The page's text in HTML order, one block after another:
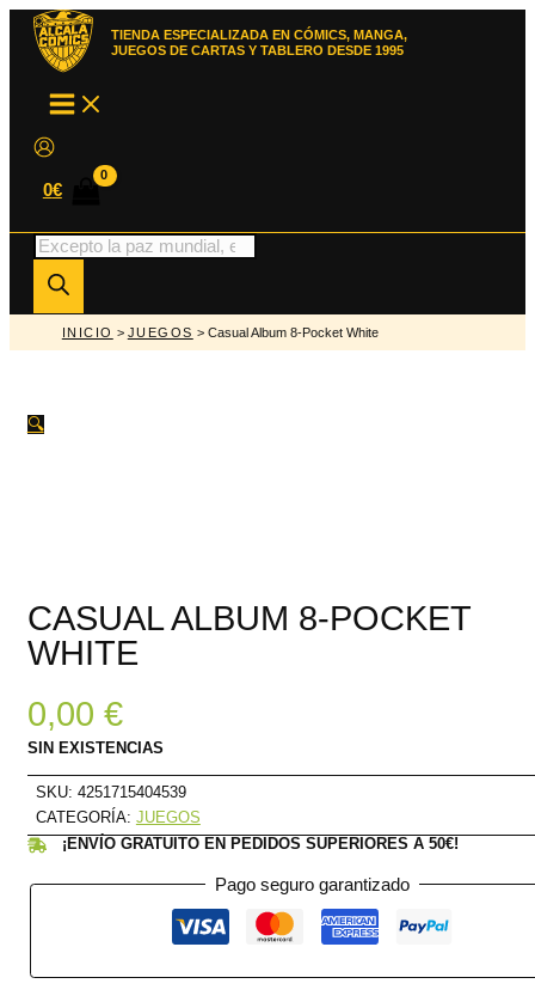
contenido
TIENDA ESPECIALIZADA EN CÓMICS, MANGA,
JUEGOS DE CARTAS Y TABLERO DESDE 1995
MAIN
MENU
0€
Búsqueda
de
productos
INICIO > JUEGOS > Casual Album 8-Pocket White
🔍
CASUAL ALBUM 8-POCKET
WHITE
0,00 €
SIN EXISTENCIAS
SKU: 4251715404539
CATEGORÍA: JUEGOS
¡ENVÍO GRATUITO EN PEDIDOS SUPERIORES A 50€!
Pago seguro garantizado